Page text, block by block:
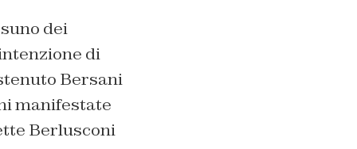
dei
di
Bersani
manifestate
Berlusconi